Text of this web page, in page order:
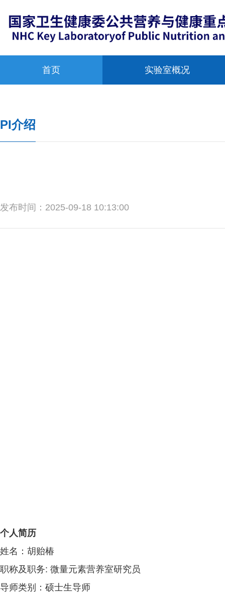
首页 实验室概况
PI介绍
发布时间： 2025-09-18 10:13:00
个人简历
姓名：胡贻椿
职称及职务: 微量元素营养室研究员
导师类别：硕士生导师